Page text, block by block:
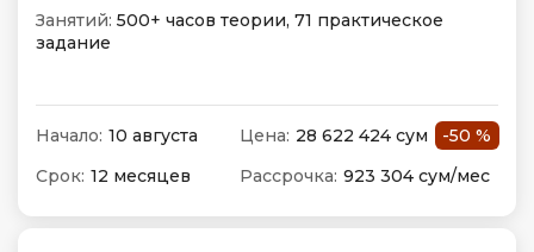
Занятий: 500+ часов теории, 71 практическое
задание
Начало: 10 августа Цена: 28 622 424 сум
-50 %
Срок: 12 месяцев Рассрочка: 923 304 сум/мес